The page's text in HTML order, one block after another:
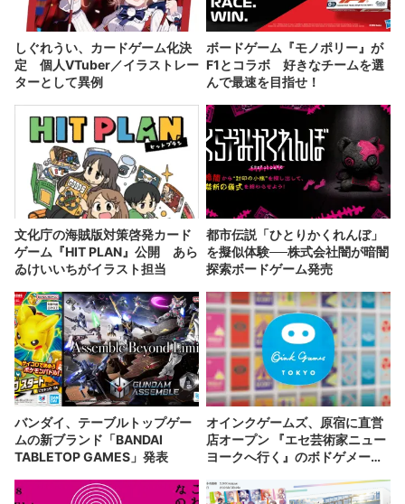
しぐれうい、カードゲーム化決
定 個人VTuber／イラストレー
ターとして異例
ボードゲーム『モノポリー』が
F1とコラボ 好きなチームを選
んで最速を目指せ！
文化庁の海賊版対策啓発カード
ゲーム『HIT PLAN』公開 あら
ゐけいいちがイラスト担当
都市伝説「ひとりかくれんぼ」
を擬似体験──株式会社闇が暗闇
探索ボードゲーム発売
バンダイ、テーブルトップゲー
ムの新ブランド「BANDAI
TABLETOP GAMES」発表
オインクゲームズ、原宿に直営
店オープン 『エセ芸術家ニュー
ヨークへ行く』のボドゲメーカ